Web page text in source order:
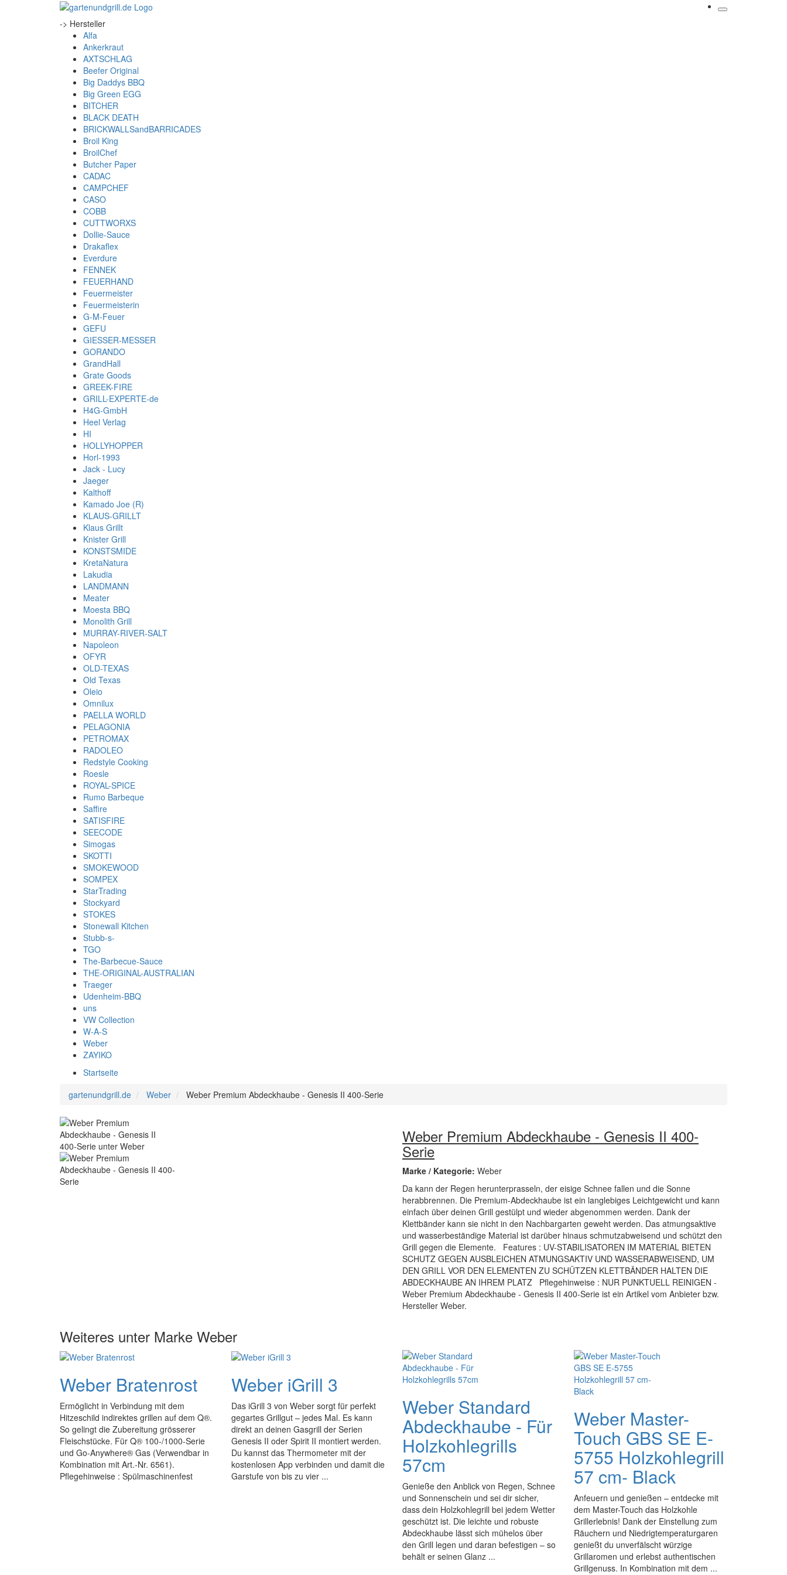
-> Hersteller
Alfa
Ankerkraut
AXTSCHLAG
Beefer Original
Big Daddys BBQ
Big Green EGG
BITCHER
BLACK DEATH
BRICKWALLSandBARRICADES
Broil King
BroilChef
Butcher Paper
CADAC
CAMPCHEF
CASO
COBB
CUTTWORXS
Dollie-Sauce
Drakaflex
Everdure
FENNEK
FEUERHAND
Feuermeister
Feuermeisterin
G-M-Feuer
GEFU
GIESSER-MESSER
GORANDO
GrandHall
Grate Goods
GREEK-FIRE
GRILL-EXPERTE-de
H4G-GmbH
Heel Verlag
HI
HOLLYHOPPER
Horl-1993
Jack - Lucy
Jaeger
Kalthoff
Kamado Joe (R)
KLAUS-GRILLT
Klaus Grillt
Knister Grill
KONSTSMIDE
KretaNatura
Lakudia
LANDMANN
Meater
Moesta BBQ
Monolith Grill
MURRAY-RIVER-SALT
Napoleon
OFYR
OLD-TEXAS
Old Texas
Oleio
Omnilux
PAELLA WORLD
PELAGONIA
PETROMAX
RADOLEO
Redstyle Cooking
Roesle
ROYAL-SPICE
Rumo Barbeque
Saffire
SATISFIRE
SEECODE
Simogas
SKOTTI
SMOKEWOOD
SOMPEX
StarTrading
Stockyard
STOKES
Stonewall Kitchen
Stubb-s-
TGO
The-Barbecue-Sauce
THE-ORIGINAL-AUSTRALIAN
Traeger
Udenheim-BBQ
uns
VW Collection
W-A-S
Weber
ZAYIKO
Startseite
gartenundgrill.de
Weber Weber Premium Abdeckhaube - Genesis II 400-Serie
Weber Premium Abdeckhaube - Genesis II 400-
Serie
Marke / Kategorie: Weber
Da kann der Regen herunterprasseln, der eisige Schnee fallen und die Sonne
herabbrennen. Die Premium-Abdeckhaube ist ein langlebiges Leichtgewicht und kann
einfach über deinen Grill gestülpt und wieder abgenommen werden. Dank der
Klettbänder kann sie nicht in den Nachbargarten geweht werden. Das atmungsaktive
und wasserbeständige Material ist darüber hinaus schmutzabweisend und schützt den
Grill gegen die Elemente. Features : UV-STABILISATOREN IM MATERIAL BIETEN
SCHUTZ GEGEN AUSBLEICHEN ATMUNGSAKTIV UND WASSERABWEISEND, UM
DEN GRILL VOR DEN ELEMENTEN ZU SCHÜTZEN KLETTBÄNDER HALTEN DIE
ABDECKHAUBE AN IHREM PLATZ Pflegehinweise : NUR PUNKTUELL REINIGEN -
Weber Premium Abdeckhaube - Genesis II 400-Serie ist ein Artikel vom Anbieter bzw.
Hersteller Weber.
Weiteres unter Marke Weber
Weber Bratenrost
Ermöglicht in Verbindung mit dem
Hitzeschild indirektes grillen auf dem Q®.
So gelingt die Zubereitung grösserer
Fleischstücke. Für Q® 100-/1000-Serie
und Go-Anywhere® Gas (Verwendbar in
Kombination mit Art.-Nr. 6561).
Pflegehinweise : Spülmaschinenfest
Weber iGrill 3
Das iGrill 3 von Weber sorgt für perfekt
gegartes Grillgut – jedes Mal. Es kann
direkt an deinen Gasgrill der Serien
Genesis II oder Spirit II montiert werden.
Du kannst das Thermometer mit der
kostenlosen App verbinden und damit die
Garstufe von bis zu vier ...
Weber Standard
Abdeckhaube - Für
Holzkohlegrills
57cm
Genieße den Anblick von Regen, Schnee
und Sonnenschein und sei dir sicher,
dass dein Holzkohlegrill bei jedem Wetter
geschützt ist. Die leichte und robuste
Abdeckhaube lässt sich mühelos über
den Grill legen und daran befestigen – so
behält er seinen Glanz ...
Weber Master-
Touch GBS SE E-
5755 Holzkohlegrill
57 cm- Black
Anfeuern und genießen – entdecke mit
dem Master-Touch das Holzkohle
Grillerlebnis! Dank der Einstellung zum
Räuchern und Niedrigtemperaturgaren
genießt du unverfälscht würzige
Grillaromen und erlebst authentischen
Grillgenuss. In Kombination mit dem ...